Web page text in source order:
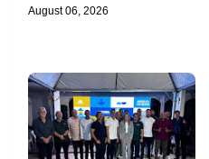
August 06, 2026